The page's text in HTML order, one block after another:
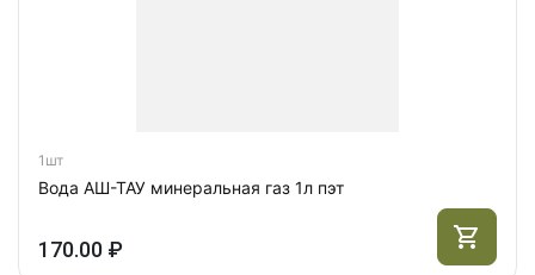
1шт
Вода АШ-ТАУ минеральная газ 1л пэт
170.00 ₽